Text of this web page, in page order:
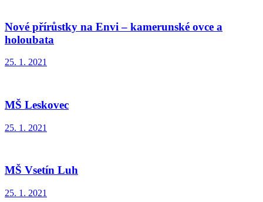
Nové přírůstky na Envi – kamerunské ovce a
holoubata
25. 1. 2021
MŠ Leskovec
25. 1. 2021
MŠ Vsetín Luh
25. 1. 2021